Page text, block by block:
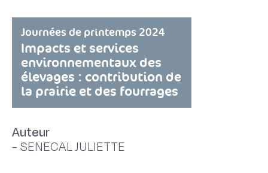
Journées de printemps 2024
Impacts et services
environnementaux des
élevages : contribution de
la prairie et des fourrages
Auteur
- SENECAL JULIETTE